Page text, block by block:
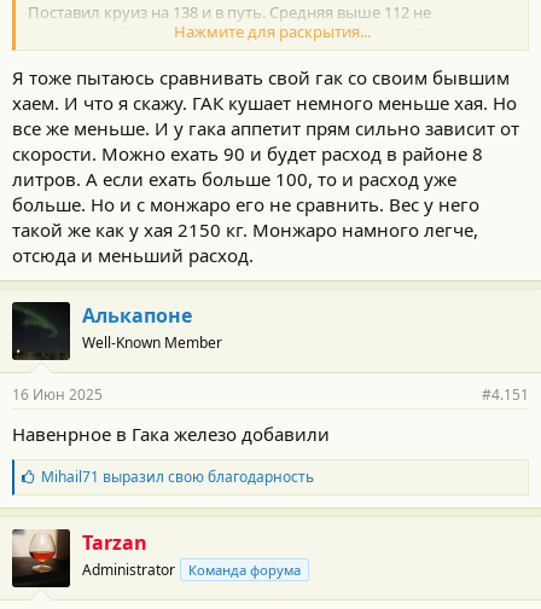
Поставил круиз на 138 и в путь. Средняя выше 112 не
поднялась, ближе после Солнечногорска ушел на Пятницкое и
на ЦКАД далее по Волоколамке до дома. Средняя упала...
Посмотреть вложение 93453 Посмотреть вложение 93454
Посмотреть вложение 93455
Посмотреть вложение 93456
На ХАЙ3 у меня ниже 11.5 на таком же участке с тем же
бензином на обслуживаемой с любовью и теплотой тойота
тачке я не видел......и даже при баке 72л мне не хватало на М11
всю трассу.
Все равно я его любил и холил у Васи с Олегом......
Нажмите для раскрытия...
Я тоже пытаюсь сравнивать свой гак со своим бывшим
хаем. И что я скажу. ГАК кушает немного меньше хая. Но
все же меньше. И у гака аппетит прям сильно зависит от
скорости. Можно ехать 90 и будет расход в районе 8
литров. А если ехать больше 100, то и расход уже
больше. Но и с монжаро его не сравнить. Вес у него
такой же как у хая 2150 кг. Монжаро намного легче,
отсюда и меньший расход.
Алькапоне
Well-Known Member
16 Июн 2025 #4.151
Навенрное в Гака железо добавили
Б
л
а
г
о
д
а
Mihail71 выразил свою благодарность
Tarzan
Administrator Команда форума